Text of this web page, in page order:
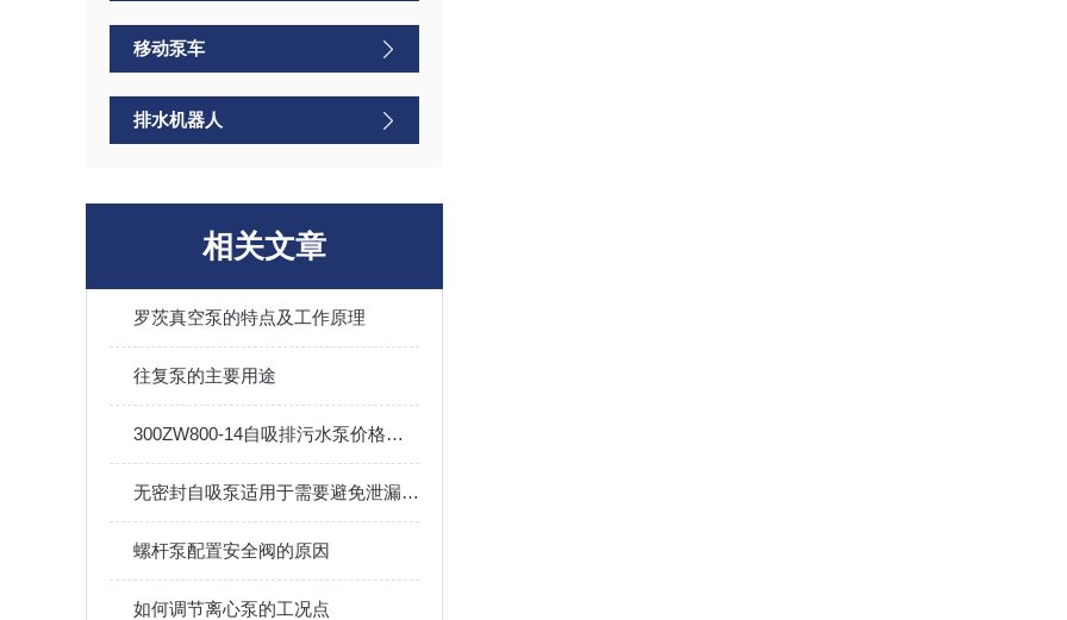
移动泵车
排水机器人
相关文章
罗茨真空泵的特点及工作原理
往复泵的主要用途
300ZW800-14自吸排污水泵价格及外形安装尺寸性能参数曲线图
无密封自吸泵适用于需要避免泄漏和在高低温环境下工作的场合
螺杆泵配置安全阀的原因
如何调节离心泵的工况点